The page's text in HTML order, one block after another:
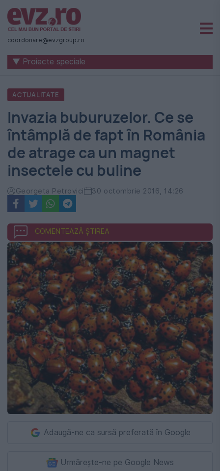
Știri
naționale
internaționale
România
Evenimentul
Zilei
coordonare@evzgroup.ro
▼ Proiecte speciale
ACTUALITATE
Invazia buburuzelor. Ce se
întâmplă de fapt în România
de atrage ca un magnet
insectele cu buline
Georgeta Petrovici 30 octombrie 2016, 14:26
COMENTEAZĂ ȘTIREA
Adaugă-ne ca sursă preferată în Google
Urmărește-ne pe Google News